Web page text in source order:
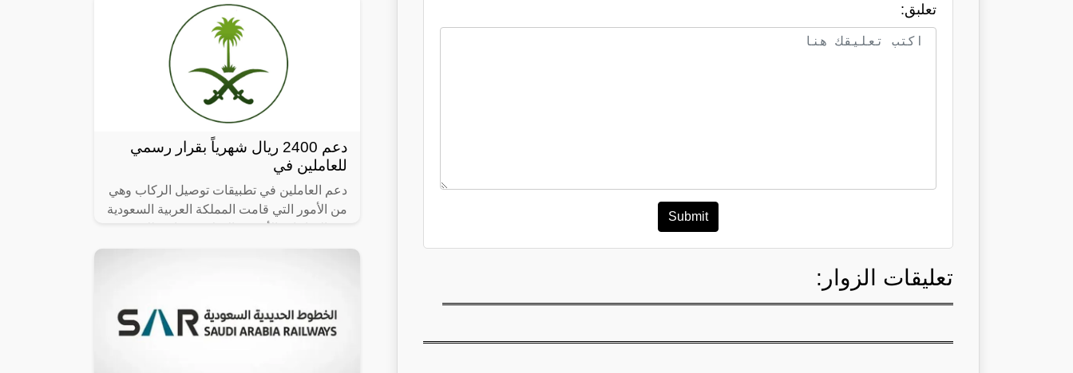
تعلبق:
Submit
تعليقات الزوار:
دعم 2400 ريال شهرياً بقرار رسمي
للعاملين في
دعم العاملين في تطبيقات توصيل الركاب وهي
من الأمور التي قامت المملكة العربية السعودية
سبيل مساندة كافة العاملين في